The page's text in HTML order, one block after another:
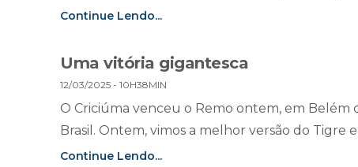
Continue Lendo...
Uma vitória gigantesca
12/03/2025 - 10H38MIN
O Criciúma venceu o Remo ontem, em Belém
Brasil. Ontem, vimos a melhor versão do Tigre
Continue Lendo...